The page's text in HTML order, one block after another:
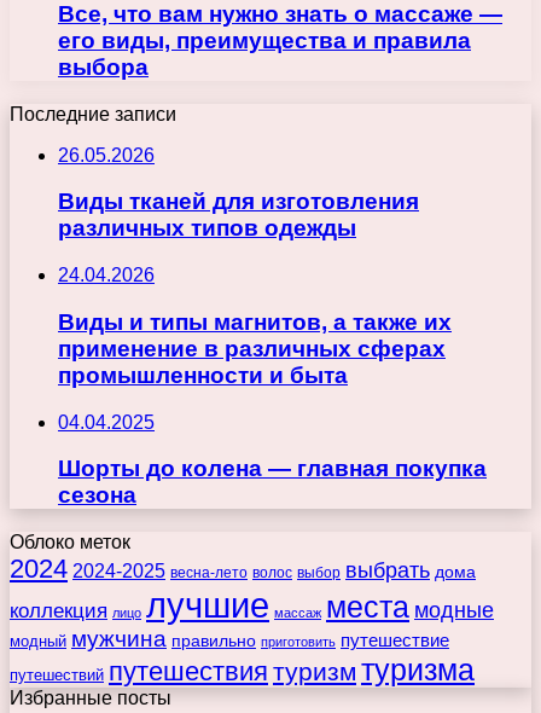
Все, что вам нужно знать о массаже —
его виды, преимущества и правила
выбора
Последние записи
26.05.2026
Виды тканей для изготовления
различных типов одежды
24.04.2026
Виды и типы магнитов, а также их
применение в различных сферах
промышленности и быта
04.04.2025
Шорты до колена — главная покупка
сезона
Облоко меток
2024 2024-2025 весна-лето волос выбор выбрать дома
коллекция лицо лучшие массаж места модные
модный мужчина правильно приготовить путешествие
путешествий путешествия туризм туризма
Избранные посты